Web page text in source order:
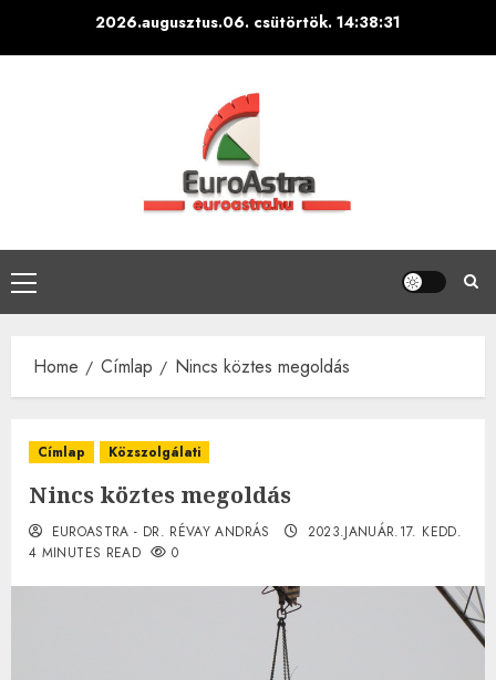
2026.augusztus.06. csütörtök. 14:38:33
Primary
Menu
Home Címlap Nincs köztes megoldás
Címlap Közszolgálati
Nincs köztes megoldás
EUROASTRA - DR. RÉVAY ANDRÁS
2023.JANUÁR.17. KEDD.
4 MINUTES READ
0